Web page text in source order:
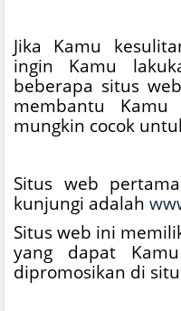
Jika Kamu
ingin Kamu
beberapa situs
membantu
mungkin cocok
Situs web
kunjungi adalah
Situs web ini
yang dapat
dipromosikan di